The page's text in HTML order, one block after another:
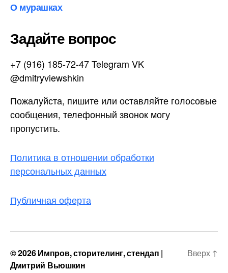
О мурашках
Задайте вопрос
+7 (916) 185-72-47 Telegram VK
@dmitryviewshkin
Пожалуйста, пишите или оставляйте голосовые
сообщения, телефонный звонок могу
пропустить.
Политика в отношении обработки
персональных данных
Публичная оферта
© 2026Импров, сторителинг, стендап |
Дмитрий Вьюшкин
Вверх ↑